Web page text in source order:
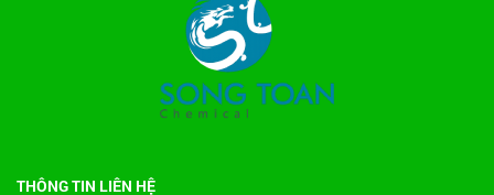
THÔNG TIN LIÊN HỆ